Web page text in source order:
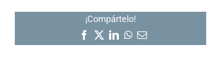
¡Compártelo!
Facebook
X LinkedIn
WhatsApp
Correo
electrónico